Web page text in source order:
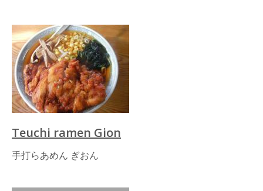
Teuchi ramen Gion
手打らあめん ぎおん